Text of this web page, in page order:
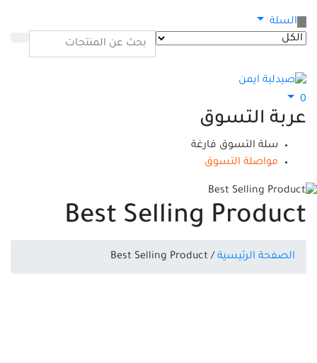
السلة
0
عربة التسوق
سلة التسوق فارغة
مواصلة التسوق
Best Selling Product
الصفحة الرئيسية / Best Selling Product